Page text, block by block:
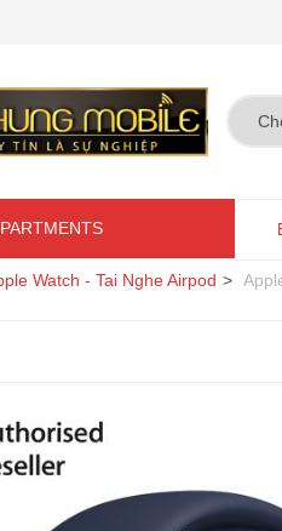
Watch - Tai Nghe Airpod